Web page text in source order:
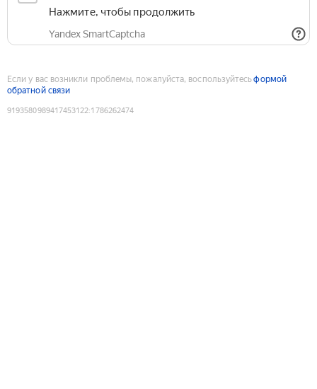
Нажмите, чтобы продолжить
Yandex SmartCaptcha
Если у вас возникли проблемы, пожалуйста, воспользуйтесьформой
обратной связи
9193580989417453122:1786262474